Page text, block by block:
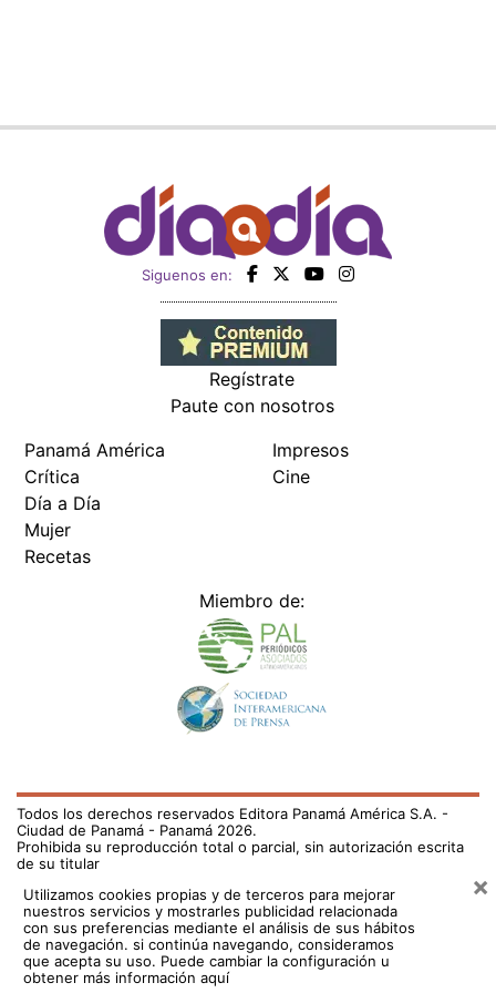
Siguenos en:
Regístrate
Paute con nosotros
Panamá América
Crítica
Día a Día
Mujer
Recetas
Impresos
Cine
Miembro de:
Todos los derechos reservados Editora Panamá América S.A. -
Ciudad de Panamá - Panamá 2026.
Prohibida su reproducción total o parcial, sin autorización escrita
de su titular
Utilizamos cookies propias y de terceros para mejorar
nuestros servicios y mostrarles publicidad relacionada
con sus preferencias mediante el análisis de sus hábitos
de navegación. si continúa navegando, consideramos
que acepta su uso. Puede cambiar la configuración u
obtener más información aquí
×